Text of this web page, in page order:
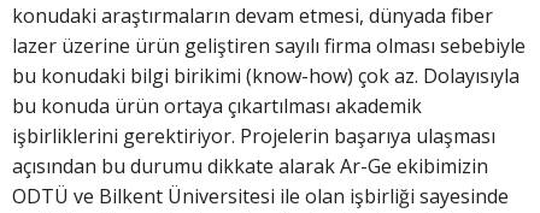
konudaki araştırmaların devam etmesi, dünyada fiber
lazer üzerine ürün geliştiren sayılı firma olması sebebiyle
bu konudaki bilgi birikimi (know-how) çok az. Dolayısıyla
bu konuda ürün ortaya çıkartılması akademik
işbirliklerini gerektiriyor. Projelerin başarıya ulaşması
açısından bu durumu dikkate alarak Ar-Ge ekibimizin
ODTÜ ve Bilkent Üniversitesi ile olan işbirliği sayesinde